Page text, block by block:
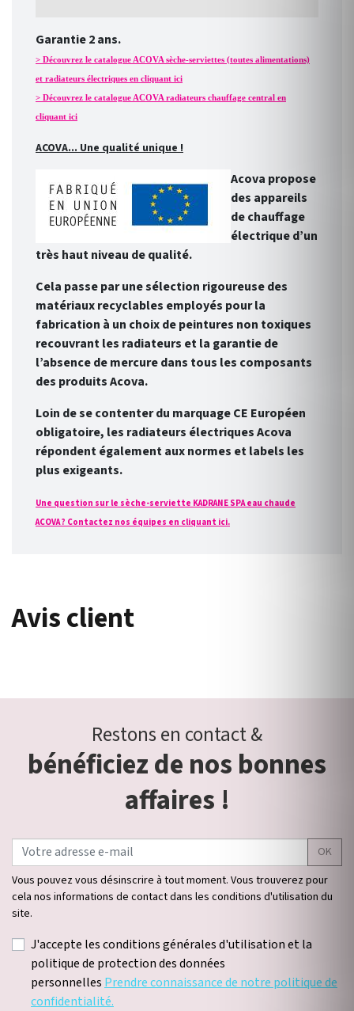
Garantie 2 ans.
> Découvrez le catalogue ACOVA sèche-serviettes (toutes alimentations)
et radiateurs électriques en cliquant ici
> Découvrez le catalogue ACOVA radiateurs chauffage central en
cliquant ici
ACOVA... Une qualité unique !
Acova propose
des appareils
de chauffage
électrique d’un
très haut niveau de qualité.
Cela passe par une sélection rigoureuse des
matériaux recyclables employés pour la
fabrication à un choix de peintures non toxiques
recouvrant les radiateurs et la garantie de
l’absence de mercure dans tous les composants
des produits Acova.
Loin de se contenter du marquage CE Européen
obligatoire, les radiateurs électriques Acova
répondent également aux normes et labels les
plus exigeants.
Une question sur le sèche-serviette KADRANE SPA eau chaude
ACOVA ? Contactez nos équipes en cliquant ici.
Avis client
Restons en contact &
bénéficiez de nos bonnes
affaires !
OK
Vous pouvez vous désinscrire à tout moment. Vous trouverez pour
cela nos informations de contact dans les conditions d'utilisation du
site.
J'accepte les conditions générales d'utilisation et la
politique de protection des données
personnelles Prendre connaissance de notre politique de
confidentialité.